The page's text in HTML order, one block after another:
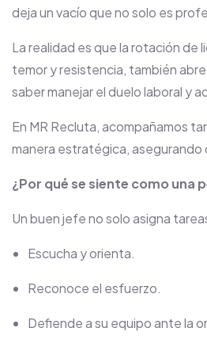
deja un vacío que no solo es
La realidad es que la rotación de
temor y resistencia, también
saber manejar el duelo laboral y
En MR Recluta, acompañamos
manera estratégica, asegurando
¿Por qué se siente como una
Un buen jefe no solo asigna
Escucha y orienta.
Reconoce el esfuerzo.
Defiende a su equipo ante la